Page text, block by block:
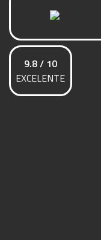
9.8 / 10
EXCELENTE